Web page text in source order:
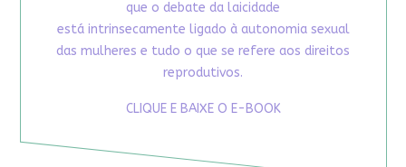
que o debate da laicidade
está intrinsecamente ligado à autonomia sexual
das mulheres e tudo o que se refere aos direitos
reprodutivos.
CLIQUE E BAIXE O E-BOOK